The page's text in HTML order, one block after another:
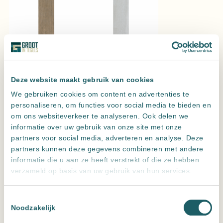
Deze website maakt gebruik van cookies
We gebruiken cookies om content en advertenties te
personaliseren, om functies voor social media te bieden en
om ons websiteverkeer te analyseren. Ook delen we
informatie over uw gebruik van onze site met onze
partners voor social media, adverteren en analyse. Deze
partners kunnen deze gegevens combineren met andere
informatie die u aan ze heeft verstrekt of die ze hebben
verzameld op basis van uw gebruik van hun services.
Noodzakelijk
Oldmanor Tabaco
Uitvoering
Wissen
Old Manor Ambar 25×150 cm
Vraag een offerte aan voor de beste prijs
Oldmanor
Ambar
aantal
Hoeveel m2 heb je nodig?
m2
Verpakkingen:1
Leveren meerdere landen maar